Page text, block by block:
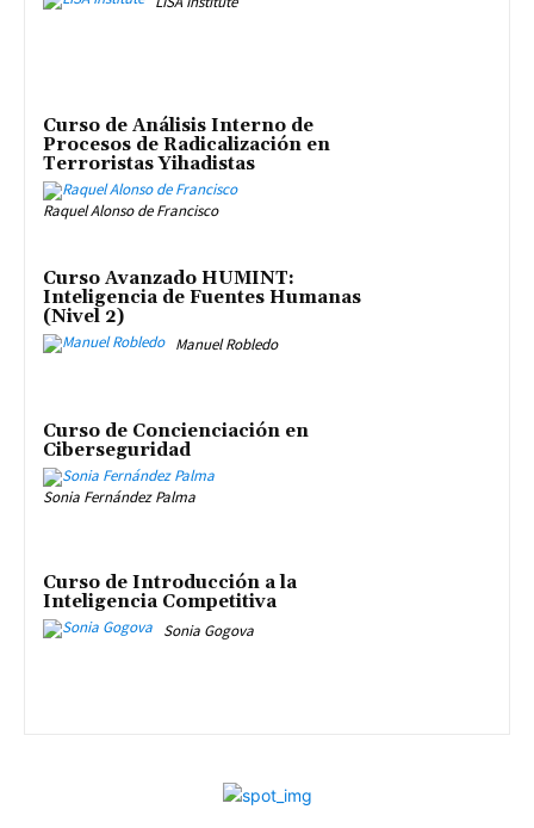
Curso de Análisis Interno de
Procesos de Radicalización en
Terroristas Yihadistas
Raquel Alonso de Francisco
Curso Avanzado HUMINT:
Inteligencia de Fuentes Humanas
(Nivel 2)
Manuel Robledo
Curso de Concienciación en
Ciberseguridad
Sonia Fernández Palma
Curso de Introducción a la
Inteligencia Competitiva
Sonia Gogova